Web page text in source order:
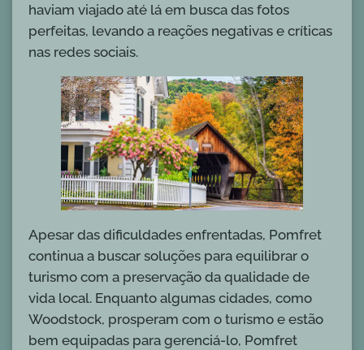
haviam viajado até lá em busca das fotos
perfeitas, levando a reações negativas e críticas
nas redes sociais.
Apesar das dificuldades enfrentadas, Pomfret
continua a buscar soluções para equilibrar o
turismo com a preservação da qualidade de
vida local. Enquanto algumas cidades, como
Woodstock, prosperam com o turismo e estão
bem equipadas para gerenciá-lo, Pomfret